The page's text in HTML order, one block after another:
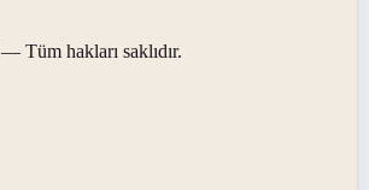
— Tüm hakları saklıdır.